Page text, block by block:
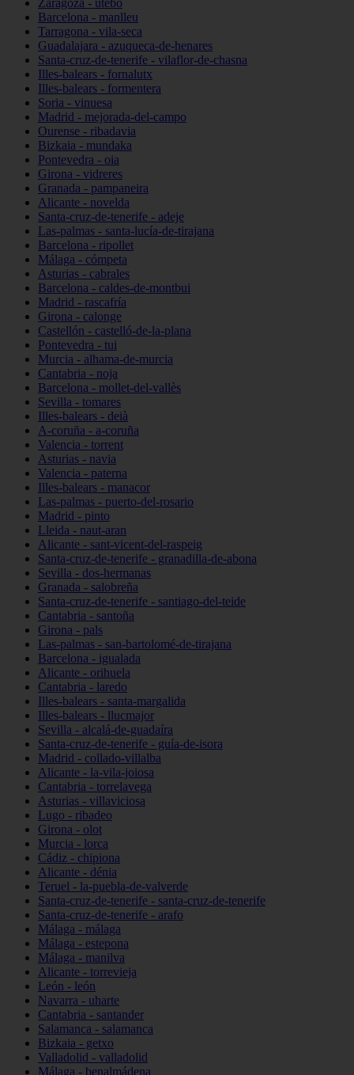
Zaragoza - utebo
Barcelona - manlleu
Tarragona - vila-seca
Guadalajara - azuqueca-de-henares
Santa-cruz-de-tenerife - vilaflor-de-chasna
Illes-balears - fornalutx
Illes-balears - formentera
Soria - vinuesa
Madrid - mejorada-del-campo
Ourense - ribadavia
Bizkaia - mundaka
Pontevedra - oia
Girona - vidreres
Granada - pampaneira
Alicante - novelda
Santa-cruz-de-tenerife - adeje
Las-palmas - santa-lucía-de-tirajana
Barcelona - ripollet
Málaga - cómpeta
Asturias - cabrales
Barcelona - caldes-de-montbui
Madrid - rascafría
Girona - calonge
Castellón - castelló-de-la-plana
Pontevedra - tui
Murcia - alhama-de-murcia
Cantabria - noja
Barcelona - mollet-del-vallès
Sevilla - tomares
Illes-balears - deià
A-coruña - a-coruña
Valencia - torrent
Asturias - navia
Valencia - paterna
Illes-balears - manacor
Las-palmas - puerto-del-rosario
Madrid - pinto
Lleida - naut-aran
Alicante - sant-vicent-del-raspeig
Santa-cruz-de-tenerife - granadilla-de-abona
Sevilla - dos-hermanas
Granada - salobreña
Santa-cruz-de-tenerife - santiago-del-teide
Cantabria - santoña
Girona - pals
Las-palmas - san-bartolomé-de-tirajana
Barcelona - igualada
Alicante - orihuela
Cantabria - laredo
Illes-balears - santa-margalida
Illes-balears - llucmajor
Sevilla - alcalá-de-guadaíra
Santa-cruz-de-tenerife - guía-de-isora
Madrid - collado-villalba
Alicante - la-vila-joiosa
Cantabria - torrelavega
Asturias - villaviciosa
Lugo - ribadeo
Girona - olot
Murcia - lorca
Cádiz - chipiona
Alicante - dénia
Teruel - la-puebla-de-valverde
Santa-cruz-de-tenerife - santa-cruz-de-tenerife
Santa-cruz-de-tenerife - arafo
Málaga - málaga
Málaga - estepona
Málaga - manilva
Alicante - torrevieja
León - león
Navarra - uharte
Cantabria - santander
Salamanca - salamanca
Bizkaia - getxo
Valladolid - valladolid
Málaga - benalmádena